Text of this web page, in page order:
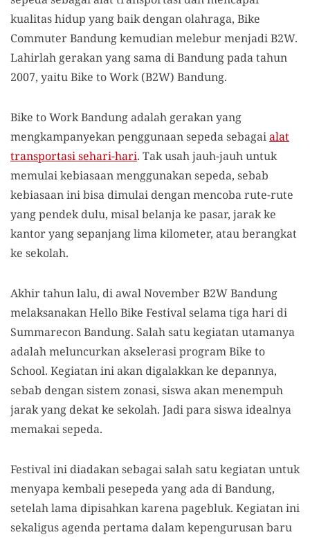
kualitas hidup yang baik dengan olahraga, Bike
Commuter Bandung kemudian melebur menjadi B2W.
Lahirlah gerakan yang sama di Bandung pada tahun
2007, yaitu Bike to Work (B2W) Bandung.
Bike to Work Bandung adalah gerakan yang
mengkampanyekan penggunaan sepeda sebagaialat
transportasi sehari-hari. Tak usah jauh-jauh untuk
memulai kebiasaan menggunakan sepeda, sebab
kebiasaan ini bisa dimulai dengan mencoba rute-rute
yang pendek dulu, misal belanja ke pasar, jarak ke
kantor yang sepanjang lima kilometer, atau berangkat
ke sekolah.
Akhir tahun lalu, di awal November B2W Bandung
melaksanakan Hello Bike Festival selama tiga hari di
Summarecon Bandung. Salah satu kegiatan utamanya
adalah meluncurkan akselerasi program Bike to
School. Kegiatan ini akan digalakkan ke depannya,
sebab dengan sistem zonasi, siswa akan menempuh
jarak yang dekat ke sekolah. Jadi para siswa idealnya
memakai sepeda.
Festival ini diadakan sebagai salah satu kegiatan untuk
menyapa kembali pesepeda yang ada di Bandung,
setelah lama dipisahkan karena pagebluk. Kegiatan ini
sekaligus agenda pertama dalam kepengurusan baru